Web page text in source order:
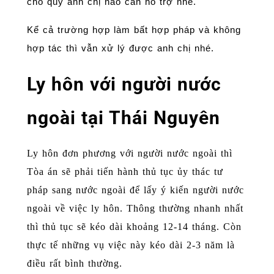
Kể cả trường hợp làm bất hợp pháp và không
hợp tác thì vẫn xử lý được anh chị nhé.
Ly hôn với người nước
ngoài tại Thái Nguyên
Ly hôn đơn phương với người nước ngoài thì
Tòa án sẽ phải tiến hành thủ tục ủy thác tư
pháp sang nước ngoài để lấy ý kiến người nước
ngoài về việc ly hôn. Thông thường nhanh nhất
thì thủ tục sẽ kéo dài khoảng 12-14 tháng. Còn
thực tế những vụ việc này kéo dài 2-3 năm là
điều rất bình thường.